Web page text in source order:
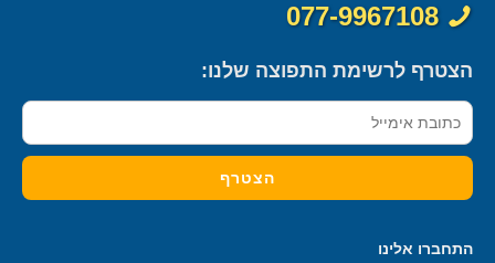
077-9967108
הצטרף לרשימת התפוצה שלנו:
התחברו אלינו